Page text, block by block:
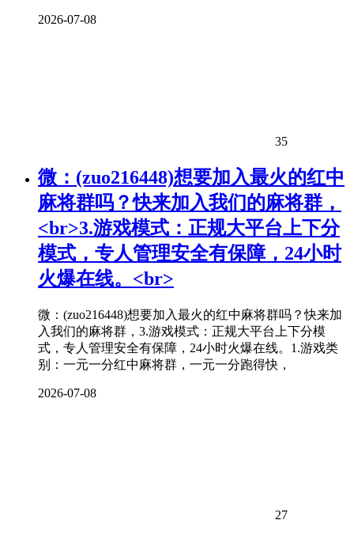
2026-07-08
35
微：(zuo216448)想要加入最火的红中
麻将群吗？快来加入我们的麻将群，
<br>3.游戏模式：正规大平台上下分
模式，专人管理安全有保障，24小时
火爆在线。<br>
微：(zuo216448)想要加入最火的红中麻将群吗？快来加
入我们的麻将群，3.游戏模式：正规大平台上下分模
式，专人管理安全有保障，24小时火爆在线。1.游戏类
别：一元一分红中麻将群，一元一分跑得快，
2026-07-08
27